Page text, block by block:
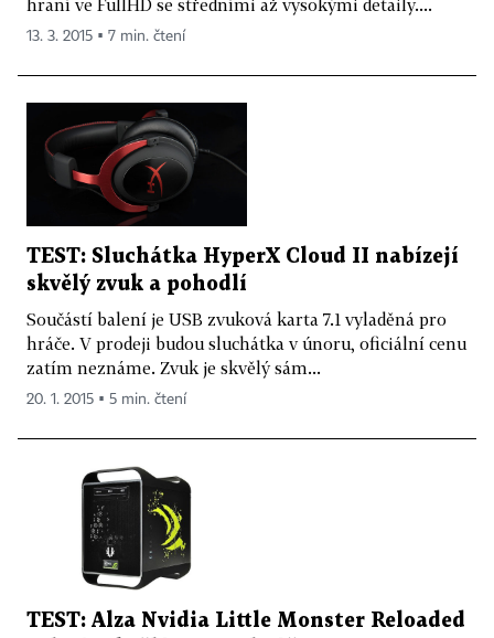
hraní ve FullHD se středními až vysokými detaily....
13. 3. 2015 ▪ 7 min. čtení
TEST: Sluchátka HyperX Cloud II nabízejí
skvělý zvuk a pohodlí
Součástí balení je USB zvuková karta 7.1 vyladěná pro
hráče. V prodeji budou sluchátka v únoru, oficiální cenu
zatím neznáme. Zvuk je skvělý sám...
20. 1. 2015 ▪ 5 min. čtení
TEST: Alza Nvidia Little Monster Reloaded